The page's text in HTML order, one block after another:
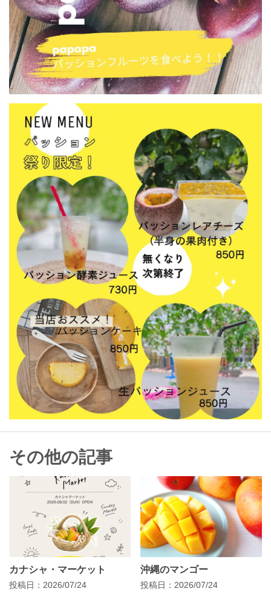
その他の記事
カナシャ・マーケット
投稿日：2026/07/24
沖縄のマンゴー
投稿日：2026/07/24